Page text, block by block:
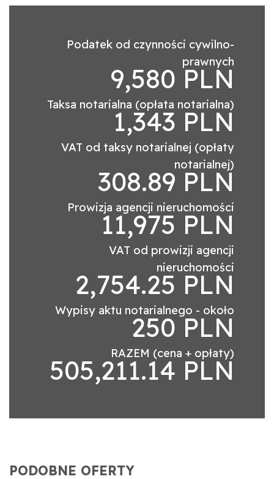
Podatek od czynności cywilno-
prawnych
9,580 PLN
Taksa notarialna (opłata notarialna)
1,343 PLN
VAT od taksy notarialnej (opłaty
notarialnej)
308.89 PLN
Prowizja agencji nieruchomości
11,975 PLN
VAT od prowizji agencji
nieruchomości
2,754.25 PLN
Wypisy aktu notarialnego - około
250 PLN
RAZEM (cena + opłaty)
505,211.14 PLN
PODOBNE OFERTY